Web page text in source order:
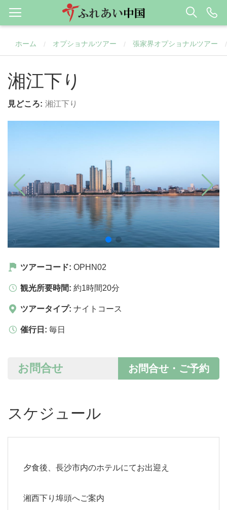
ホーム / オプショナルツアー / 張家界オプショナルツアー /
湘江下り
見どころ: 湘江下り
ツアーコード: OPHN02
観光所要時間: 約1時間20分
ツアータイプ: ナイトコース
催行日: 毎日
お問合せ・ご予約
お問合せ
スケジュール
夕食後、長沙市内のホテルにてお出迎え
湘西下り埠頭へご案内